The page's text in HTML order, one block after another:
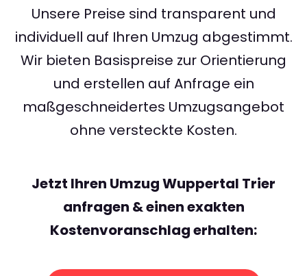
Unsere Preise sind transparent und
individuell auf Ihren Umzug abgestimmt.
Wir bieten Basispreise zur Orientierung
und erstellen auf Anfrage ein
maßgeschneidertes Umzugsangebot
ohne versteckte Kosten.
Jetzt Ihren Umzug Wuppertal Trier
anfragen & einen exakten
Kostenvoranschlag erhalten: